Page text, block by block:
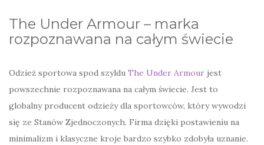
The Under Armour – marka
rozpoznawana na całym świecie
Odzież sportowa spod szyldu The Under Armour jest
powszechnie rozpoznawana na całym świecie. Jest to
globalny producent odzieży dla sportowców, który wywodzi
się ze Stanów Zjednoczonych. Firma dzięki postawieniu na
minimalizm i klasyczne kroje bardzo szybko zdobyła uznanie.